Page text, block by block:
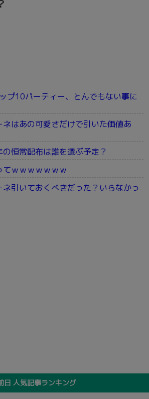
プ10パーティー、とんでもない事に
ネはあの可愛さだけで引いた価値あ
の恒常配布は誰を選ぶ予定？
てｗｗｗｗｗｗｗ
ネ引いておくべきだった？いらなかっ
日 人気記事ランキング